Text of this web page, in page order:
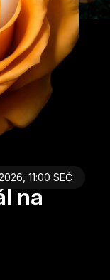
11:00 SEČ
na